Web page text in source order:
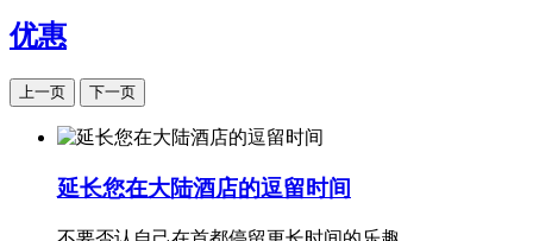
优惠
上一页 下一页
延长您在大陆酒店的逗留时间